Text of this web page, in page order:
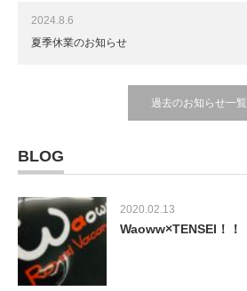
2024.8.6
夏季休業のお知らせ
過去のお知らせ一覧
BLOG
2020.02.13
Waoww×TENSEI！！